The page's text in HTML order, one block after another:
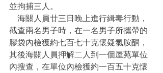
並拘捕三人。
截查兩名男子時，在一名男子所攜帶的
膠袋內檢獲約七百七十克懷疑氯胺酮，
其後海關人員押解二人到一個屋苑單位
內搜查，在單位內檢獲約一百五十克懷